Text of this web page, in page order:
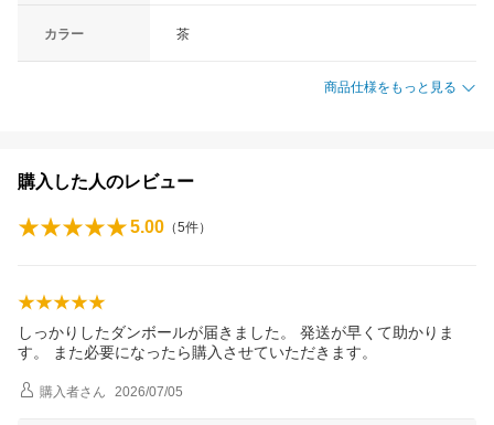
カラー 茶
商品仕様をもっと見る
購入した人のレビュー
5.00 （5件）
しっかりしたダンボールが届きました。 発送が早くて助かりま
す。 また必要になったら購入させていただきます。
購入者さん 2026/07/05